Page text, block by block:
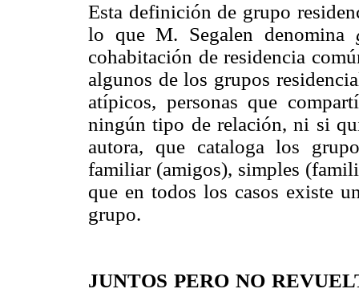
Esta definición de grupo
lo que M. Segalen denomina
cohabitación de residencia
algunos de los grupos
atípicos, personas que
ningún tipo de relación, ni si
autora, que cataloga los
familiar (amigos), simples
que en todos los casos existe
grupo.
JUNTOS PERO NO